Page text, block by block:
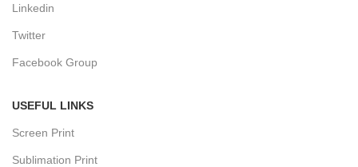
Linkedin
Twitter
Facebook Group
USEFUL LINKS
Screen Print
Sublimation Print